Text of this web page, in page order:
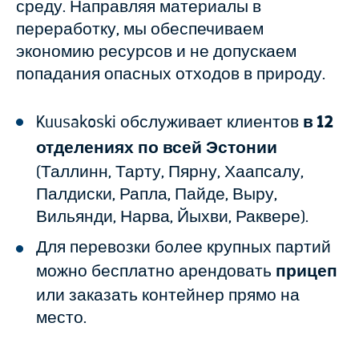
среду. Направляя материалы в
переработку, мы обеспечиваем
экономию ресурсов и не допускаем
попадания опасных отходов в природу.
Kuusakoski обслуживает клиентов в 12
отделениях по всей Эстонии
(Таллинн, Тарту, Пярну, Хаапсалу,
Палдиски, Рапла, Пайде, Выру,
Вильянди, Нарва, Йыхви, Раквере).
Для перевозки более крупных партий
можно бесплатно арендовать прицеп
или заказать контейнер прямо на
место.